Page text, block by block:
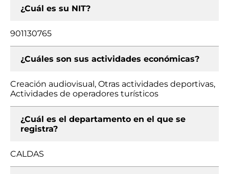
¿Cuál es su NIT?
901130765
¿Cuáles son sus actividades económicas?
Creación audiovisual, Otras actividades deportivas,
Actividades de operadores turísticos
¿Cuál es el departamento en el que se
registra?
CALDAS